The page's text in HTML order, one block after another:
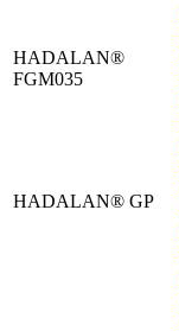
HADALAN®
FGM035
HADALAN® GP